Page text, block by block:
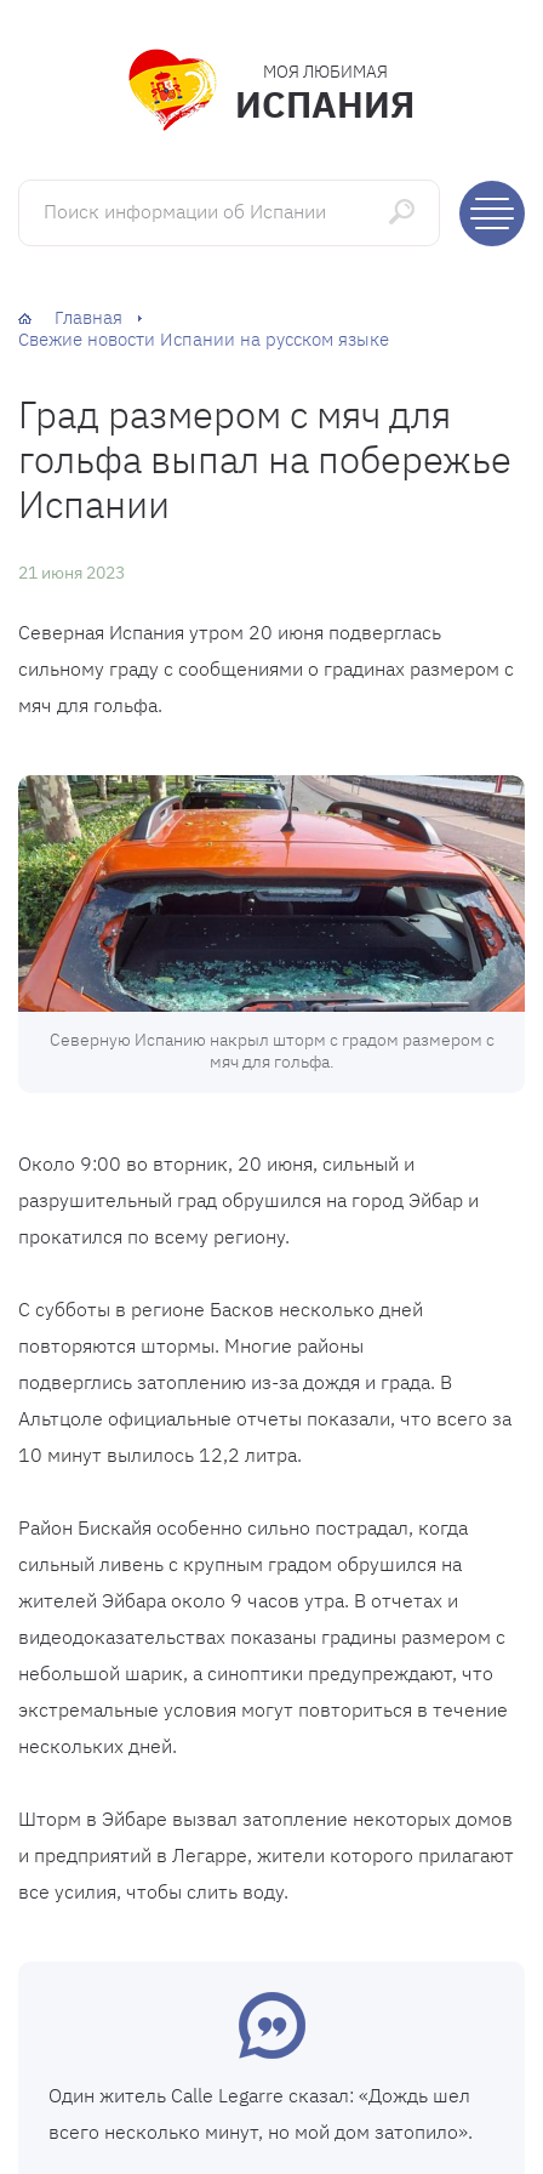
МОЯ ЛЮБИМАЯ
ИСПАНИЯ
Поиск информации об Испании
Главная
Свежие новости Испании на русском языке
Град размером с мяч для
гольфа выпал на побережье
Испании
21 июня 2023
Северная Испания утром 20 июня подверглась
сильному граду с сообщениями о градинах размером с
мяч для гольфа.
Северную Испанию накрыл шторм с градом размером с
мяч для гольфа.
Около 9:00 во вторник, 20 июня, сильный и
разрушительный град обрушился на город Эйбар и
прокатился по всему региону.
С субботы в регионе Басков несколько дней
повторяются штормы. Многие районы
подверглись затоплению из-за дождя и града. В
Альтцоле официальные отчеты показали, что всего за
10 минут вылилось 12,2 литра.
Район Бискайя особенно сильно пострадал, когда
сильный ливень с крупным градом обрушился на
жителей Эйбара около 9 часов утра. В отчетах и ​​
видеодоказательствах показаны градины размером с
небольшой шарик, а синоптики предупреждают, что
экстремальные условия могут повториться в течение
нескольких дней.
Шторм в Эйбаре вызвал затопление некоторых домов
и предприятий в Легарре, жители которого прилагают
все усилия, чтобы слить воду.
Один житель Calle Legarre сказал: «Дождь шел
всего несколько минут, но мой дом затопило».